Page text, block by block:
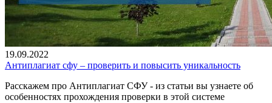
19.09.2022
Антиплагиат сфу – проверить и повысить уникальность
Расскажем про Антиплагиат СФУ - из статьи вы узнаете об
особенностях прохождения проверки в этой системе